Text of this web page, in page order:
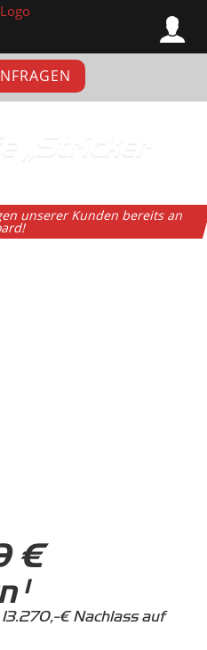
unserer Kunden bereits an
€
€ Nachlass auf